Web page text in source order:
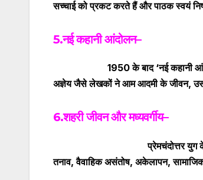
सच्चाई को प्रकट करते हैं और पाठक स्वयं
5.नई कहानी आंदोलन–
1950 के बाद ‘नई कहानी आंदोलन’
अज्ञेय जैसे लेखकों ने आम आदमी के जीवन,
6.शहरी जीवन और मध्यवर्गीय–
प्रेमचंदोत्तर युग के
तनाव,वैवाहिक असंतोष, अकेलापन,